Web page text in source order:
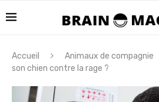
Accueil Animaux de compagnie
son chien contre la rage ?